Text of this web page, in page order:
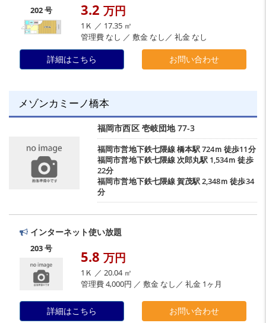
202 号 3.2 万円
1Ｋ ／ 17.35 ㎡
管理費 なし ／ 敷金 なし／ 礼金 なし
詳細はこちら お問い合わせ
メゾンカミーノ橋本
福岡市西区 壱岐団地77-3
福岡市営地下鉄七隈線橋本駅724ｍ 徒歩11分
福岡市営地下鉄七隈線 次郎丸駅 1,534ｍ 徒歩
22分
福岡市営地下鉄七隈線賀茂駅2,348ｍ 徒歩34
分
インターネット使い放題
203 号 5.8 万円
1Ｋ ／ 20.04 ㎡
管理費 4,000円 ／ 敷金 なし／ 礼金 1ヶ月
詳細はこちら お問い合わせ